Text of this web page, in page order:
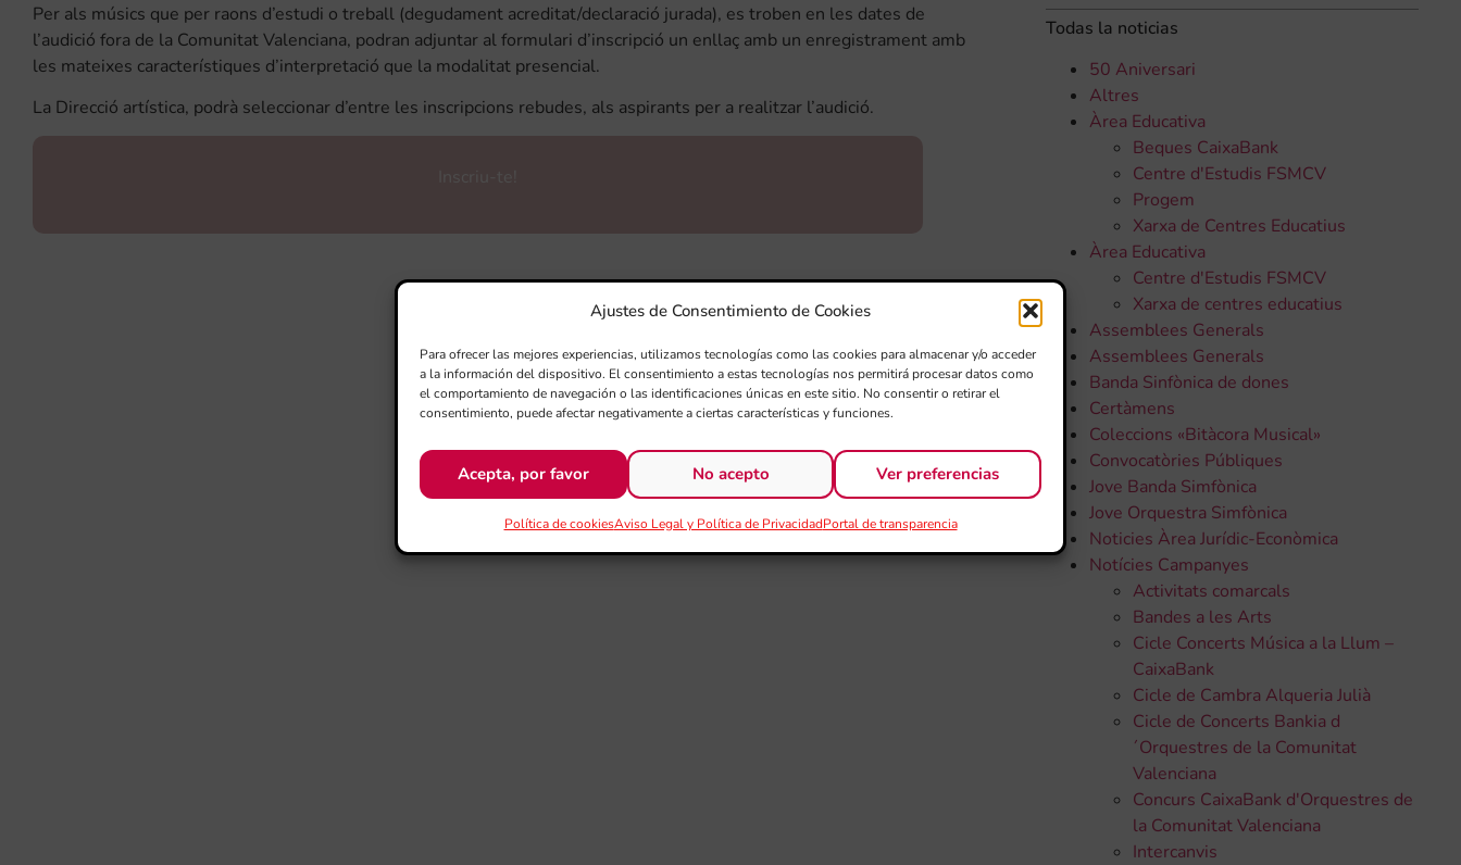
Ajustes de Consentimiento de Cookies
Para ofrecer las mejores experiencias, utilizamos tecnologías como las cookies para almacenar y/o acceder
a la información del dispositivo. El consentimiento a estas tecnologías nos permitirá procesar datos como
el comportamiento de navegación o las identificaciones únicas en este sitio. No consentir o retirar el
consentimiento, puede afectar negativamente a ciertas características y funciones.
Acepta, por favor No acepto Ver preferencias
Política de cookiesAviso Legal y Política de PrivacidadPortal de transparencia
Per als músics que per raons d’estudi o treball (degudament acreditat/declaració jurada), es troben en les dates de
l’audició fora de la Comunitat Valenciana, podran adjuntar al formulari d’inscripció un enllaç amb un enregistrament amb
les mateixes característiques d’interpretació que la modalitat presencial.
La Direcció artística, podrà seleccionar d’entre les inscripcions rebudes, als aspirants per a realitzar l’audició.
Todas la noticias
50 Aniversari
Altres
Àrea Educativa
Beques CaixaBank
Centre d'Estudis FSMCV
Progem
Xarxa de Centres Educatius
Àrea Educativa
Centre d'Estudis FSMCV
Xarxa de centres educatius
Assemblees Generals
Assemblees Generals
Banda Sinfònica de dones
Certàmens
Coleccions «Bitàcora Musical»
Convocatòries Públiques
Jove Banda Simfònica
Jove Orquestra Simfònica
Noticies Àrea Jurídic-Econòmica
Notícies Campanyes
Activitats comarcals
Bandes a les Arts
Cicle Concerts Música a la Llum –
CaixaBank
Cicle de Cambra Alqueria Julià
Cicle de Concerts Bankia d
´Orquestres de la Comunitat
Valenciana
Concurs CaixaBank d'Orquestres de
la Comunitat Valenciana
Intercanvis